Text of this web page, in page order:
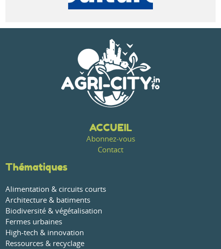
ACCUEIL
Abonnez-vous
Contact
Thématiques
Alimentation & circuits courts
Architecture & batiments
Biodiversité & végétalisation
Fermes urbaines
High-tech & innovation
Ressources & recyclage